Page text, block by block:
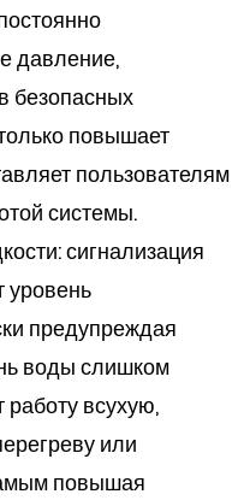
давление,
безопасных
повышает
пользователям
системы.
сигнализация
уровень
предупреждая
воды слишком
всухую,
или
повышая